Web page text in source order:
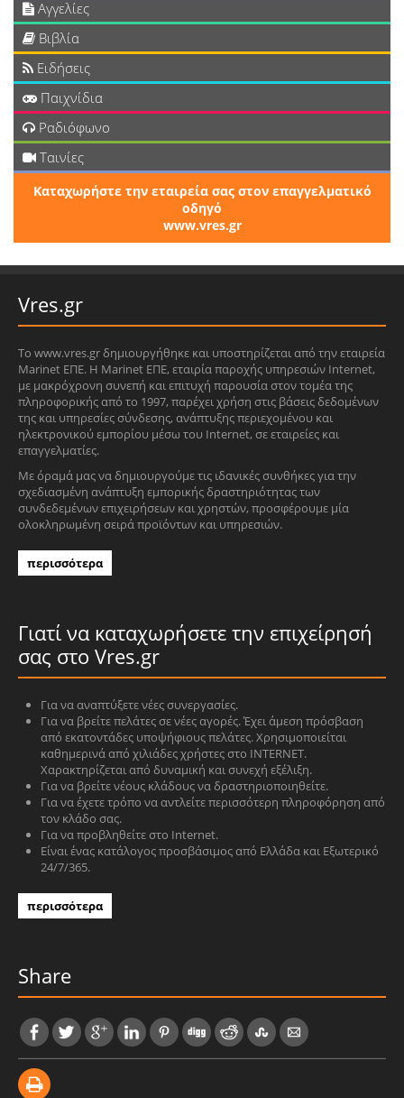
Αγγελίες
Βιβλία
Ειδήσεις
Παιχνίδια
Ραδιόφωνο
Ταινίες
Καταχωρήστε την εταιρεία σας στον επαγγελματικό
οδηγό
www.vres.gr
Vres.gr
Το www.vres.gr δημιουργήθηκε και υποστηρίζεται από την εταιρεία
Marinet ΕΠΕ. Η Marinet ΕΠΕ, εταιρία παροχής υπηρεσιών Internet,
με μακρόχρονη συνεπή και επιτυχή παρουσία στον τομέα της
πληροφορικής από το 1997, παρέχει χρήση στις βάσεις δεδομένων
της και υπηρεσίες σύνδεσης, ανάπτυξης περιεχομένου και
ηλεκτρονικού εμπορίου μέσω του Internet, σε εταιρείες και
επαγγελματίες.
Με όραμά μας να δημιουργούμε τις ιδανικές συνθήκες για την
σχεδιασμένη ανάπτυξη εμπορικής δραστηριότητας των
συνδεδεμένων επιχειρήσεων και χρηστών, προσφέρουμε μία
ολοκληρωμένη σειρά προϊόντων και υπηρεσιών.
περισσότερα
Γιατί να καταχωρήσετε την επιχείρησή
σας στο Vres.gr
Για να αναπτύξετε νέες συνεργασίες.
Για να βρείτε πελάτες σε νέες αγορές. Έχει άμεση πρόσβαση
από εκατοντάδες υποψήφιους πελάτες. Χρησιμοποιείται
καθημερινά από χιλιάδες χρήστες στο INTERNET.
Χαρακτηρίζεται από δυναμική και συνεχή εξέλιξη.
Για να βρείτε νέους κλάδους να δραστηριοποιηθείτε.
Για να έχετε τρόπο να αντλείτε περισσότερη πληροφόρηση από
τον κλάδο σας.
Για να προβληθείτε στο Internet.
Είναι ένας κατάλογος προσβάσιμος από Ελλάδα και Εξωτερικό
24/7/365.
περισσότερα
Share